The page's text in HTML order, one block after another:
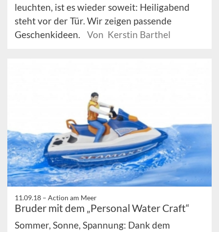
leuchten, ist es wieder soweit: Heiligabend
steht vor der Tür. Wir zeigen passende
Geschenkideen.
Von Kerstin Barthel
11.09.18 – Action am Meer
Bruder mit dem „Personal Water Craft“
Sommer, Sonne, Spannung: Dank dem